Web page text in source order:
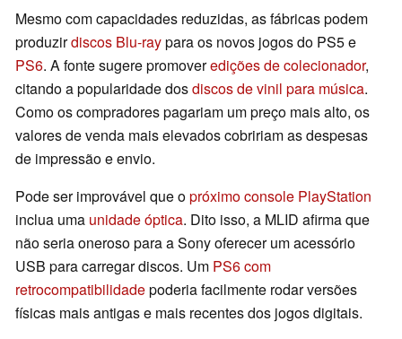
Mesmo com capacidades reduzidas, as fábricas podem
produzirdiscos Blu-raypara os novos jogos do PS5 e
PS6. A fonte sugere promoveredições de colecionador,
citando a popularidade dosdiscos de vinil para música.
Como os compradores pagariam um preço mais alto, os
valores de venda mais elevados cobririam as despesas
de impressão e envio.
Pode ser improvável que opróximo console PlayStation
inclua uma unidade óptica. Dito isso, a MLID afirma que
não seria oneroso para a Sony oferecer um acessório
USB para carregar discos. Um PS6 com
retrocompatibilidadepoderia facilmente rodar versões
físicas mais antigas e mais recentes dos jogos digitais.